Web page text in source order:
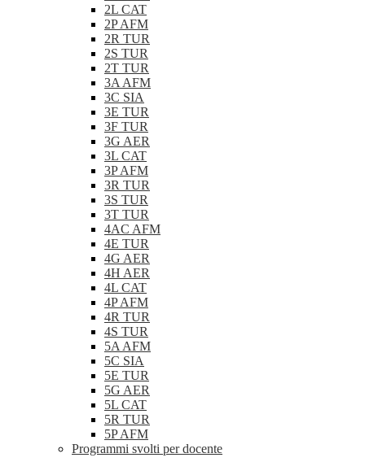
2L CAT
2P AFM
2R TUR
2S TUR
2T TUR
3A AFM
3C SIA
3E TUR
3F TUR
3G AER
3L CAT
3P AFM
3R TUR
3S TUR
3T TUR
4AC AFM
4E TUR
4G AER
4H AER
4L CAT
4P AFM
4R TUR
4S TUR
5A AFM
5C SIA
5E TUR
5G AER
5L CAT
5R TUR
5P AFM
Programmi svolti per docente